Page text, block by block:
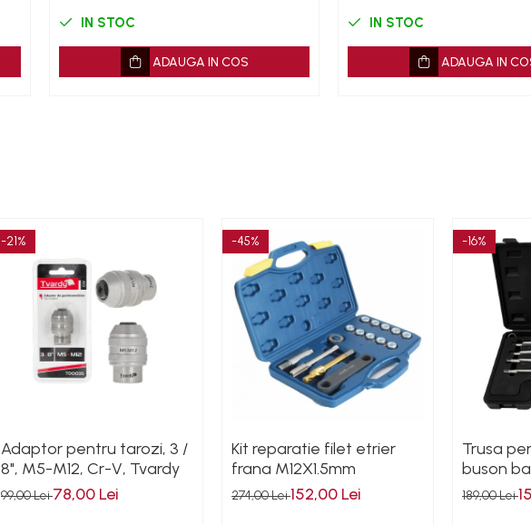
IN STOC
ADAUGA IN COS
IN STOC
ADAUGA IN
-21%
Adaptor pentru tarozi, 3 /
8", M5-M12, Cr-V, Tvardy
99,00 Lei78,00 Lei
-45%
Kit reparatie filet etrier
frana M12X1.5mm
274,00 Lei152,00 Lei
-16%
Trusa
buson
189,00 Lei